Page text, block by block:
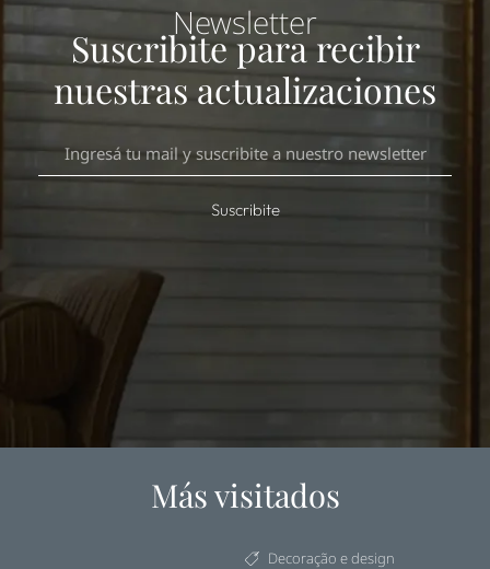
Newsletter
Suscribite para recibir
nuestras actualizaciones
Suscribite
Más visitados
Decoração e design